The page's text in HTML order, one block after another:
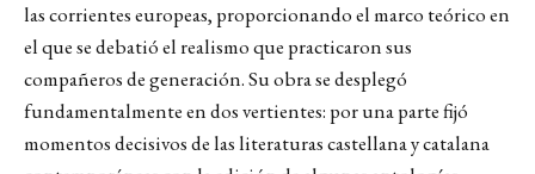
las corrientes europeas, proporcionando el marco teórico en
el que se debatió el realismo que practicaron sus
compañeros de generación. Su obra se desplegó
fundamentalmente en dos vertientes: por una parte fijó
momentos decisivos de las literaturas castellana y catalana